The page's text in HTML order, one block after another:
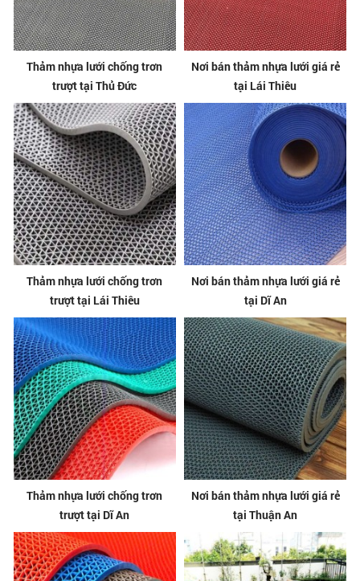
Thảm nhựa lưới chống trơn
trượt tại Thủ Đức
Nơi bán thảm nhựa lưới giá rẻ
tại Lái Thiêu
Thảm nhựa lưới chống trơn
trượt tại Lái Thiêu
Nơi bán thảm nhựa lưới giá rẻ
tại Dĩ An
Thảm nhựa lưới chống trơn
trượt tại Dĩ An
Nơi bán thảm nhựa lưới giá rẻ
tại Thuận An